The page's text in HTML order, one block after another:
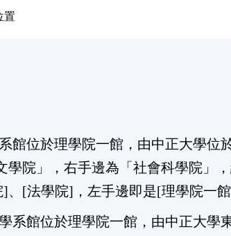
置
館位於理學院一館，由中正大學位
學院」，右手邊為「社會科學院」
、[法學院]，左手邊即是[理學院一館
系館位於理學院一館，由中正大學